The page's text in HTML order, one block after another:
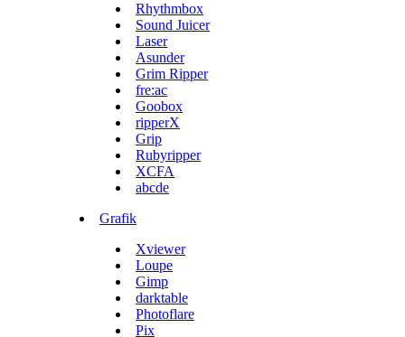
Rhythmbox
Sound Juicer
Laser
Asunder
Grim Ripper
fre:ac
Goobox
ripperX
Grip
Rubyripper
XCFA
abcde
Grafik
Xviewer
Loupe
Gimp
darktable
Photoflare
Pix